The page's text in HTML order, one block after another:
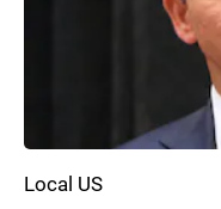
Local US